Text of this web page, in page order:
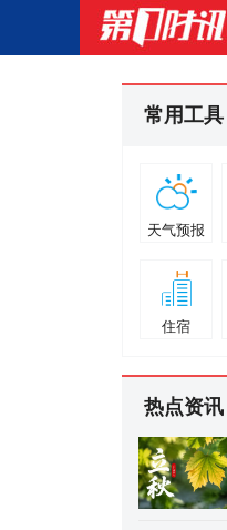
常用工具
天气预报
住宿
热点资讯